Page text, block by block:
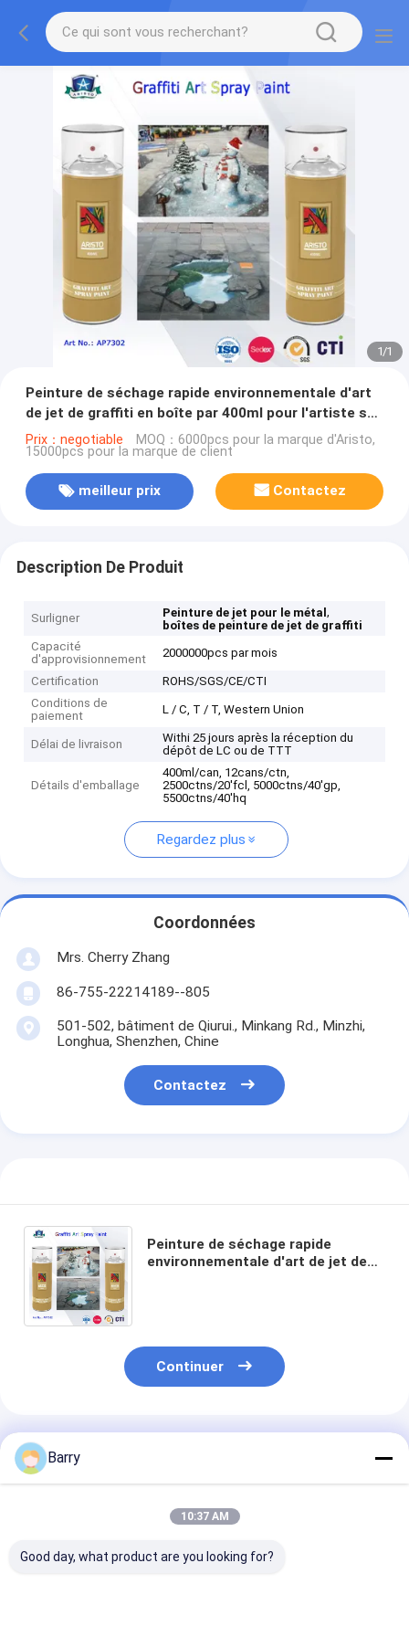
1/1
Peinture de séchage rapide environnementale d'art
de jet de graffiti en boîte par 400ml pour l'artiste sur
le bois en métal
Prix：negotiable MOQ：6000pcs pour la marque d'Aristo,
15000pcs pour la marque de client
meilleur prix Contactez
Description De Produit
Surligner Peinture de jet pour le métal,
boîtes de peinture de jet de graffiti
Capacité
d'approvisionnement
2000000pcs par mois
Certification
ROHS/SGS/CE/CTI
Conditions de
paiement
L / C, T / T, Western Union
Délai de livraison
Withi 25 jours après la réception du
dépôt de LC ou de TTT
Détails d'emballage
400ml/can, 12cans/ctn,
2500ctns/20'fcl, 5000ctns/40'gp,
5500ctns/40'hq
Regardez plus
Coordonnées
Mrs. Cherry Zhang
86-755-22214189--805
501-502, bâtiment de Qiurui., Minkang Rd., Minzhi,
Longhua, Shenzhen, Chine
Contactez
Peinture de séchage rapide
environnementale d'art de jet de
Continuer
Produits Recommandés
Barry
10:37 AM
Good day, what product are you looking for?